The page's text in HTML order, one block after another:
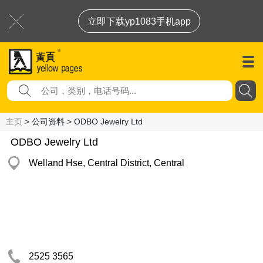
立即下载yp1083手机app
主页 > 公司资料 > ODBO Jewelry Ltd
ODBO Jewelry Ltd
Welland Hse, Central District, Central
2525 3565